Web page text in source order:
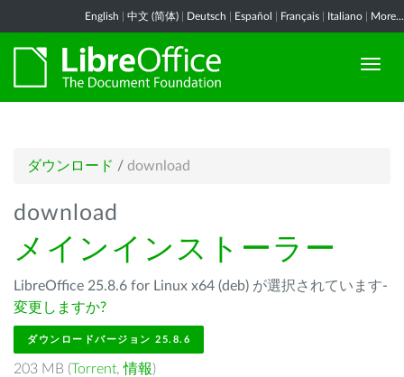
English 中文 (简体) Deutsch Español Français Italiano More...
ダウンロード / download
download
メインインストーラー
LibreOffice 25.8.6 for Linux x64 (deb) が選択されています-
変更しますか?
ダウンロードバージョン 25.8.6
203 MB (Torrent,情報)